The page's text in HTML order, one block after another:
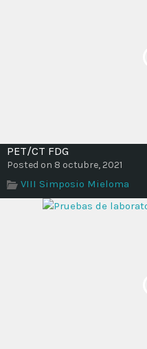
PET/CT FDG
Posted on 8 octubre, 2021
VIII Simposio Mieloma